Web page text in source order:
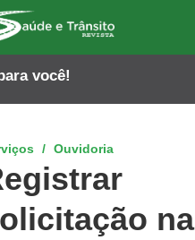
você!
Ouvidoria
na